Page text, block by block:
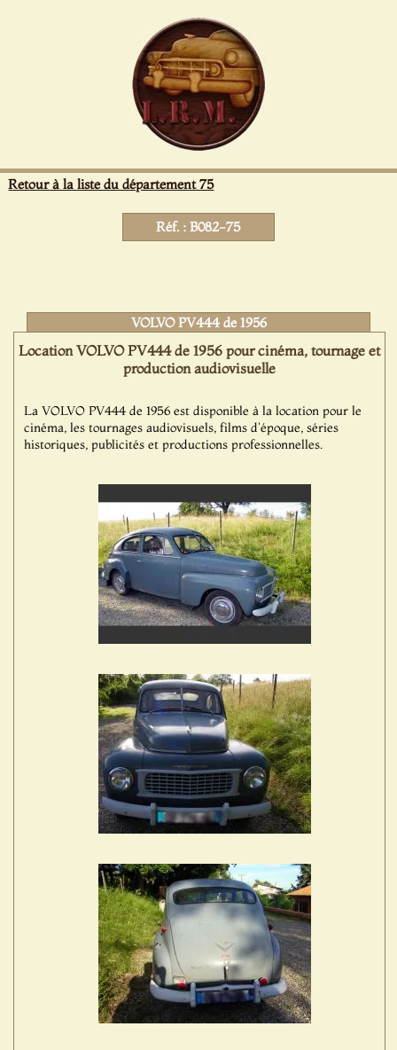
Retour à la liste du département 75
Réf. : B082-75
VOLVO PV444 de 1956
Location VOLVO PV444 de 1956 pour cinéma, tournage et
production audiovisuelle
La VOLVO PV444 de 1956 est disponible à la location pour le
cinéma, les tournages audiovisuels, films d'époque, séries
historiques, publicités et productions professionnelles.